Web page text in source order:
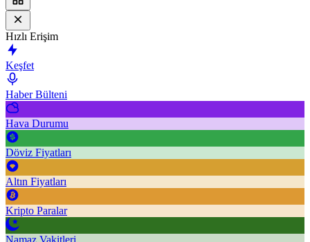
Hızlı Erişim
Keşfet
Haber Bülteni
Hava Durumu
Döviz Fiyatları
Altın Fiyatları
Kripto Paralar
Namaz Vakitleri